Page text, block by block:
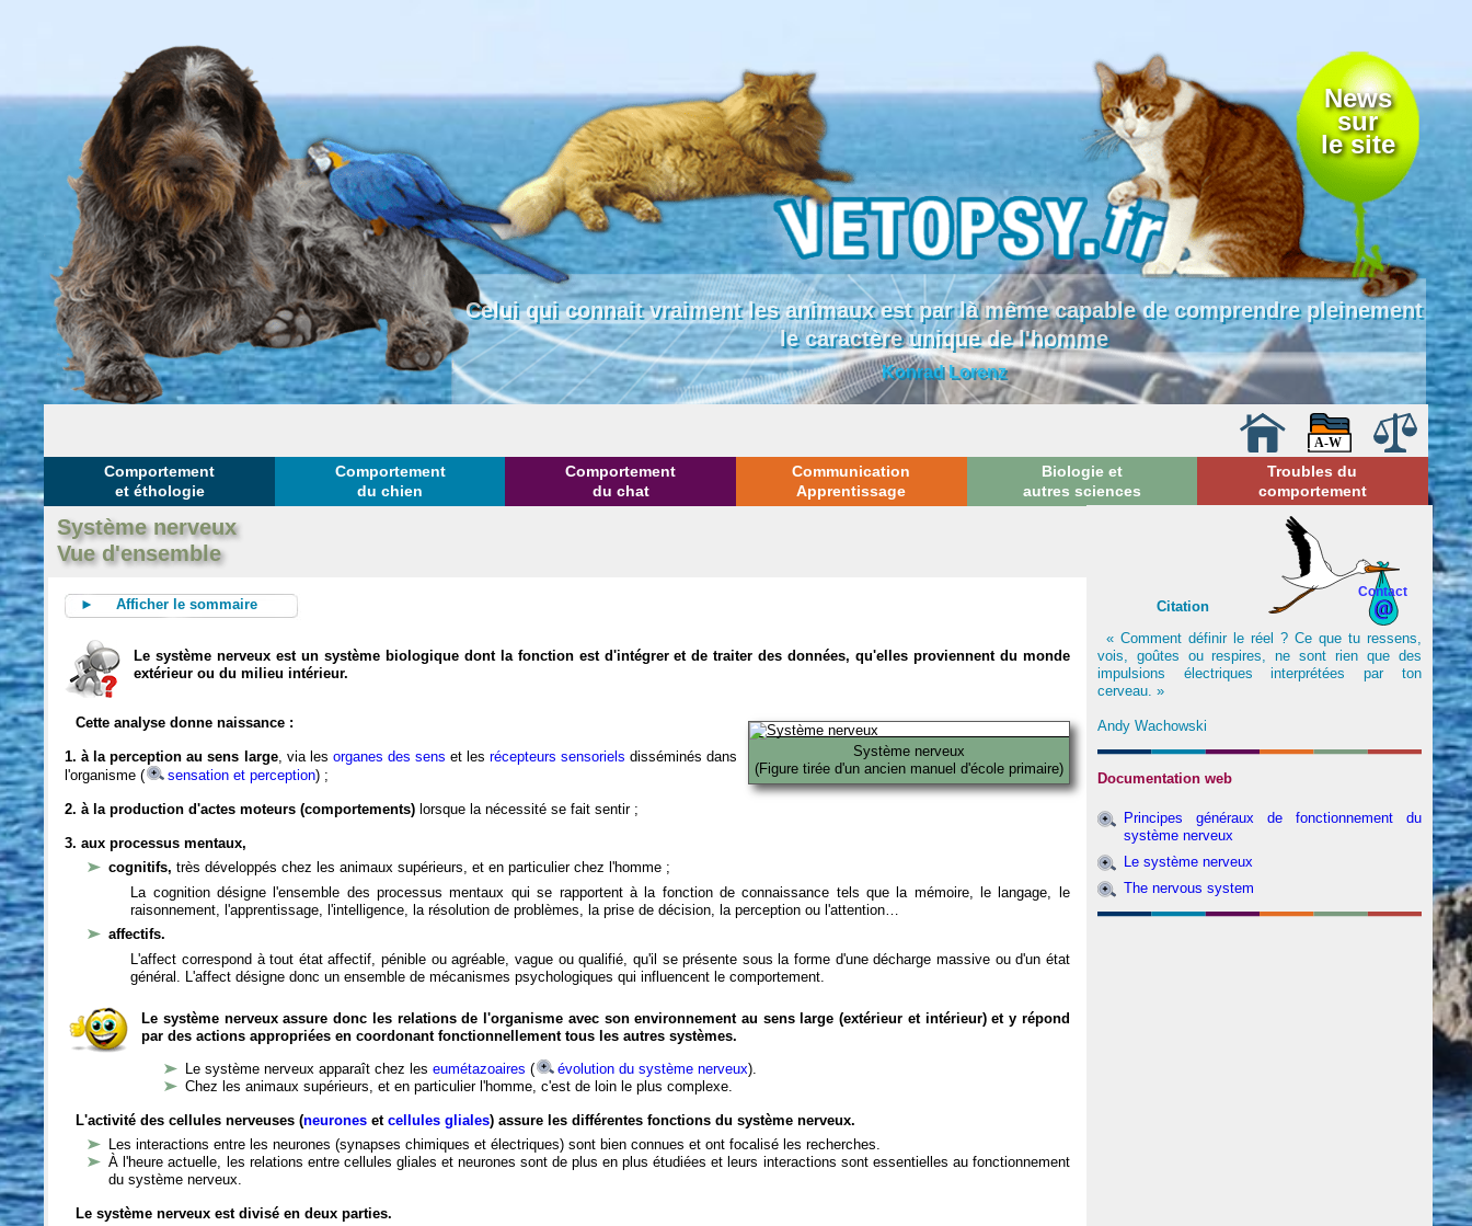
News
sur
le site
Celui qui connait vraiment les animaux est par là même capable de comprendre pleinement
le caractère unique de l'homme
Konrad Lorenz
Comportement
et éthologie
Comportement
du chien
Comportement
du chat
Communication
Apprentissage
Biologie et
autres sciences
Troubles du
comportement
Système nerveux
Vue d'ensemble
► Afficher le sommaire
Le système nerveux est un système biologique dont la fonction est d'intégrer et de traiter des données, qu'elles proviennent du monde
extérieur ou du milieu intérieur.
Système nerveux
(Figure tirée d'un ancien manuel d'école primaire)
Cette analyse donne naissance :
1. à la perception au sens large, via les organes des sens et les récepteurs sensoriels disséminés dans
l'organisme (
sensation et perception) ;
2. à la production d'actes moteurs (comportements) lorsque la nécessité se fait sentir ;
3. aux processus mentaux,
cognitifs,très développés chez les animaux supérieurs, et en particulier chez l'homme ;
La cognition désigne l'ensemble des processus mentaux qui se rapportent à la fonction de connaissance tels que la mémoire, le langage, le
raisonnement, l'apprentissage, l'intelligence, la résolution de problèmes, la prise de décision, la perception ou l'attention…
affectifs.
L'affect correspond à tout état affectif, pénible ou agréable, vague ou qualifié, qu'il se présente sous la forme d'une décharge massive ou d'un état
général. L'affect désigne donc un ensemble de mécanismes psychologiques qui influencent le comportement.
Le système nerveux assure donc les relations de l'organisme avec son environnement au sens large (extérieur et intérieur) et y répond
par des actions appropriées en coordonant fonctionnellement tous les autres systèmes.
Le système nerveux apparaît chez leseumétazoaires ( évolution du système nerveux).
Chez les animaux supérieurs, et en particulier l'homme, c'est de loin le plus complexe.
L'activité des cellules nerveuses (neurones etcellules gliales) assure les différentes fonctions du système nerveux.
Les interactions entre les neurones (synapses chimiques et électriques) sont bien connues et ont focalisé les recherches.
À l'heure actuelle, les relations entre cellules gliales et neurones sont de plus en plus étudiées et leurs interactions sont essentielles au fonctionnement
du système nerveux.
Le système nerveux est divisé en deux parties.
Contact
Citation
« Comment définir le réel ? Ce que tu ressens,
vois, goûtes ou respires, ne sont rien que des
impulsions électriques interprétées par ton
cerveau. »
Andy Wachowski
Documentation web
Principes généraux de fonctionnement du
système nerveux
Le système nerveux
The nervous system